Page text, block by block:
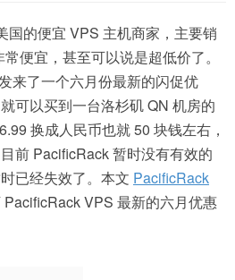
国的便宜 VPS 主机商家，主要销
便宜，甚至可以说是超低价了。
来了一个六月份最新的闪促优
可以买到一台洛杉矶 QN 机房的
换成人民币也就 50 块钱左右，
前 PacificRack 暂时没有有效的
已经失效了。本文 PacificRack
VPS 最新的六月优惠